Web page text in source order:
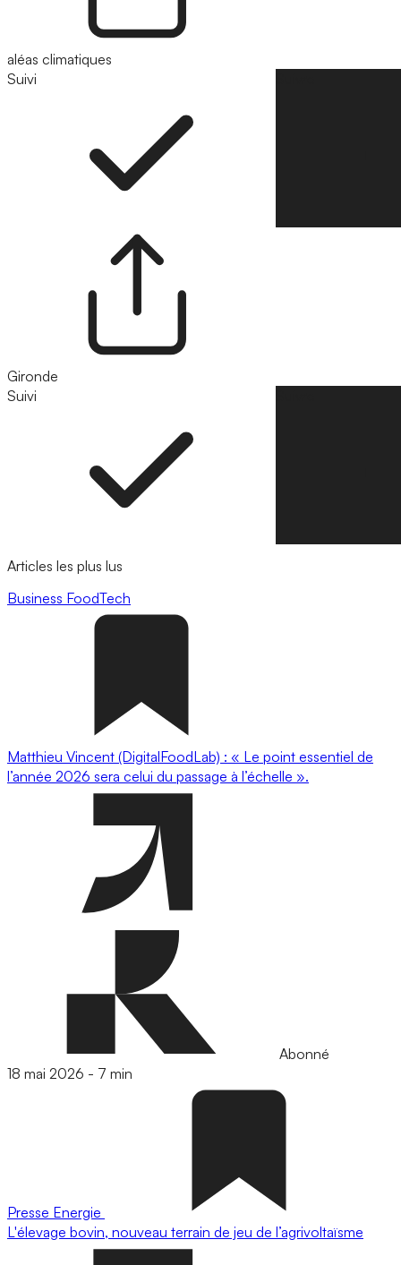
aléas climatiques
Suivi
Gironde
Suivi
Articles les plus lus
Business FoodTech
Matthieu Vincent (DigitalFoodLab) : « Le point essentiel de
l’année 2026 sera celui du passage à l’échelle ».
Abonné
18 mai 2026 - 7 min
Presse Energie
L'élevage bovin, nouveau terrain de jeu de l’agrivoltaïsme